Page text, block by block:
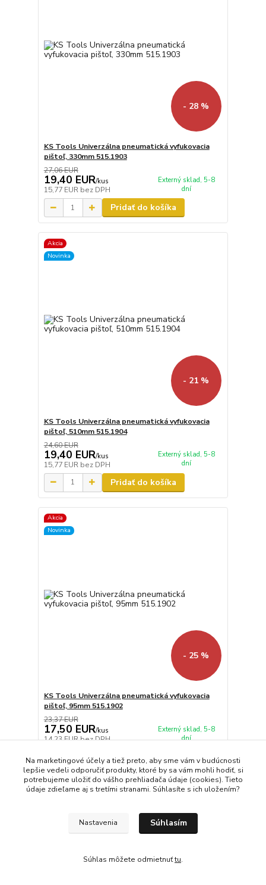
- 28 %
KS Tools Univerzálna pneumatická vyfukovacia
pištoľ, 330mm 515.1903
27,06 EUR
19,40 EUR/kus
15,77 EUR bez DPH
Externý sklad, 5-8
dní
Pridať do košíka
Akcia
Novinka
- 21 %
KS Tools Univerzálna pneumatická vyfukovacia
pištoľ, 510mm 515.1904
24,60 EUR
19,40 EUR/kus
15,77 EUR bez DPH
Externý sklad, 5-8
dní
Pridať do košíka
Akcia
Novinka
- 25 %
KS Tools Univerzálna pneumatická vyfukovacia
pištoľ, 95mm 515.1902
23,37 EUR
17,50 EUR/kus
14,23 EURbez DPH
Externý sklad, 5-8
dní
Pridať do košíka
strana z 4 ďalšie
Na marketingové účely a tiež preto, aby sme vám v budúcnosti
lepšie vedeli odporučiť produkty, ktoré by sa vám mohli hodiť, si
potrebujeme uložiť do vášho prehliadača údaje (cookies). Tieto
údaje zdieľame aj s tretími stranami. Súhlasíte s ich uložením?
Nastavenia Súhlasím
Súhlas môžete odmietnuťtu.